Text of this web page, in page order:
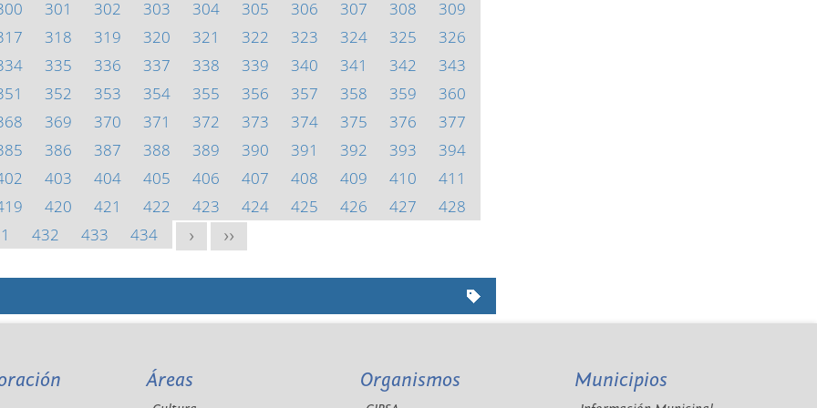
301 302 303 304 305 306 307 308
309
318 319 320 321 322 323 324 325
326
335 336 337 338 339 340 341 342
343
352 353 354 355 356 357 358 359
360
369 370 371 372 373 374 375 376
377
386 387 388 389 390 391 392 393
394
403 404 405 406 407 408 409 410
411
420 421 422 423 424 425 426 427
428
432 433 434 > >>
Áreas Organismos Municipios